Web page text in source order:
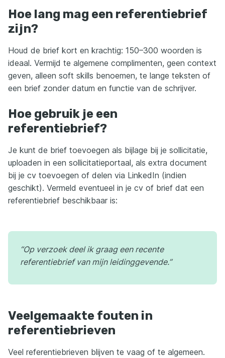
Hoe lang mag een referentiebrief
zijn?
Houd de brief kort en krachtig: 150–300 woorden is
ideaal. Vermijd te algemene complimenten, geen context
geven, alleen soft skills benoemen, te lange teksten of
een brief zonder datum en functie van de schrijver.
Hoe gebruik je een
referentiebrief?
Je kunt de brief toevoegen als bijlage bij je sollicitatie,
uploaden in een sollicitatieportaal, als extra document
bij je cv toevoegen of delen via LinkedIn (indien
geschikt). Vermeld eventueel in je cv of brief dat een
referentiebrief beschikbaar is:
“Op verzoek deel ik graag een recente
referentiebrief van mijn leidinggevende.”
Veelgemaakte fouten in
referentiebrieven
Veel referentiebrieven blijven te vaag of te algemeen.